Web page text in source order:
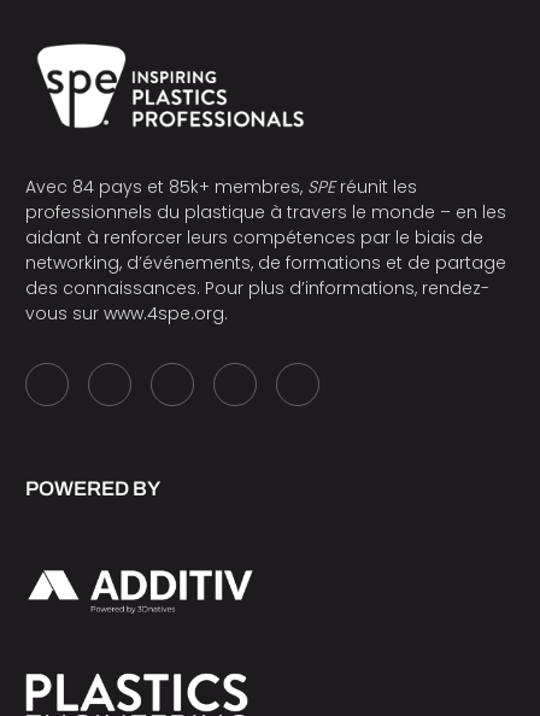
Avec 84 pays et 85k+ membres, SPEréunit les
professionnels du plastique à travers le monde – en les
aidant à renforcer leurs compétences par le biais de
networking, d’événements, de formations et de partage
des connaissances. Pour plus d’informations, rendez-
vous sur www.4spe.org.
POWERED BY